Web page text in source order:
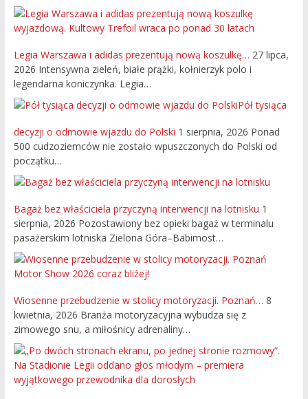
Legia Warszawa i adidas prezentują nową koszulkę… 27 lipca,
2026 Intensywna zieleń, białe prążki, kołnierzyk polo i
legendarna koniczynka. Legia…
Pół tysiąca
decyzji o odmowie wjazdu do Polski 1 sierpnia, 2026 Ponad
500 cudzoziemców nie zostało wpuszczonych do Polski od
początku…
Bagaż bez właściciela przyczyną interwencji na lotnisku 1
sierpnia, 2026 Pozostawiony bez opieki bagaż w terminalu
pasażerskim lotniska Zielona Góra–Babimost…
Wiosenne przebudzenie w stolicy motoryzacji. Poznań… 8
kwietnia, 2026 Branża motoryzacyjna wybudza się z
zimowego snu, a miłośnicy adrenaliny…